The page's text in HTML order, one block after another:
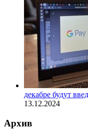
декабре будут
13.12.2024
Архив